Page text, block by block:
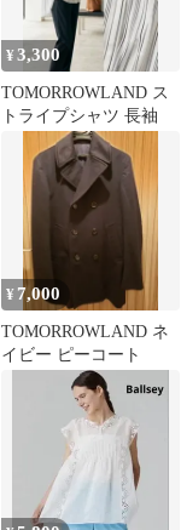
¥3,300
TOMORROWLAND ス
トライプシャツ 長袖
¥ 7,000
TOMORROWLAND ネ
イビー ピーコート